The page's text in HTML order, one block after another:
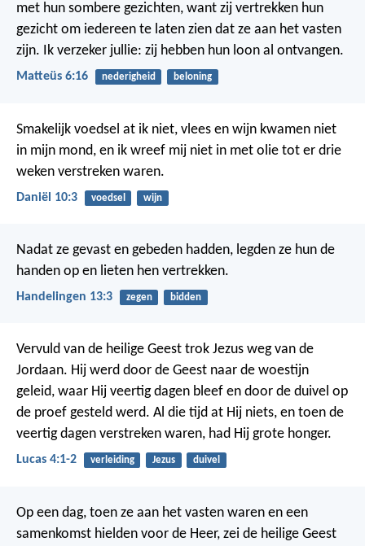
met hun sombere gezichten, want zij vertrekken hun
gezicht om iedereen te laten zien dat ze aan het vasten
zijn. Ik verzeker jullie: zij hebben hun loon al ontvangen.
Matteüs 6:16 nederigheid beloning
Smakelijk voedsel at ik niet, vlees en wijn kwamen niet
in mijn mond, en ik wreef mij niet in met olie tot er drie
weken verstreken waren.
Daniël 10:3 voedsel wijn
Nadat ze gevast en gebeden hadden, legden ze hun de
handen op en lieten hen vertrekken.
Handelingen 13:3 zegen bidden
Vervuld van de heilige Geest trok Jezus weg van de
Jordaan. Hij werd door de Geest naar de woestijn
geleid, waar Hij veertig dagen bleef en door de duivel op
de proef gesteld werd. Al die tijd at Hij niets, en toen de
veertig dagen verstreken waren, had Hij grote honger.
Lucas 4:1-2 verleiding Jezus duivel
Op een dag, toen ze aan het vasten waren en een
samenkomst hielden voor de Heer, zei de heilige Geest